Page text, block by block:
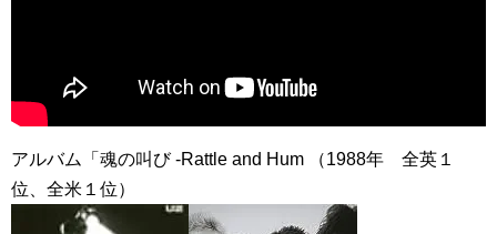
アルバム「魂の叫び -Rattle and Hum （1988年 全英１
位、全米１位）